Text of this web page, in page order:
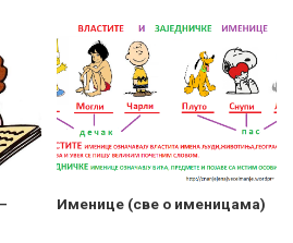
Именице (све о именицама)